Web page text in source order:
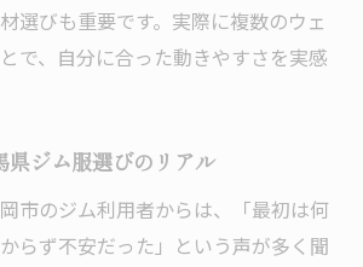
選びも重要です。実際に複数のウェ
で、自分に合った動きやすさを実感
県ジム服選びのリアル
市のジム利用者からは、「最初は何
らず不安だった」という声が多く聞